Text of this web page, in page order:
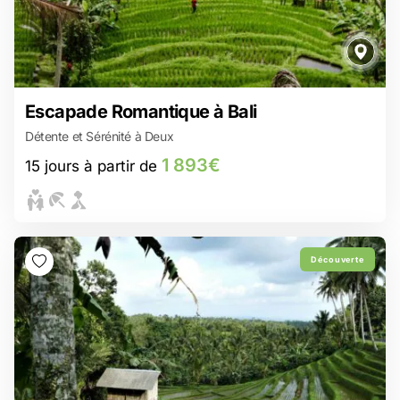
Escapade Romantique à Bali
Détente et Sérénité à Deux
15 jours à partir de 1 893€
15 jours à partir de
1 893€
Entrez dans un monde verdoyant et paisible à Jatiluwih
Expédition sur les terres volcaniques du volcam Bromo
Gili Asahan : Une parenthèse en amoureux au paradis !
Couchers de soleil sur Padar, baignades à Kanawa - La croisière
Découverte